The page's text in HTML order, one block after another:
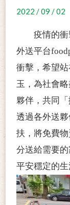
2022 / 09 / 02
疫情的衝
外送平台
衝擊，希望
玉，為社會
夥伴，共同
透過各外送
扶，將免費
分送給需要
平安穩定的生